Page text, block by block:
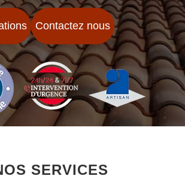
Contactez nous
SERVICES